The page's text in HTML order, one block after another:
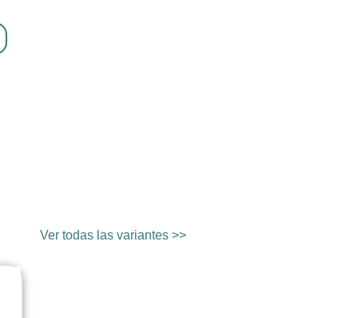
Ver todas las variantes >>